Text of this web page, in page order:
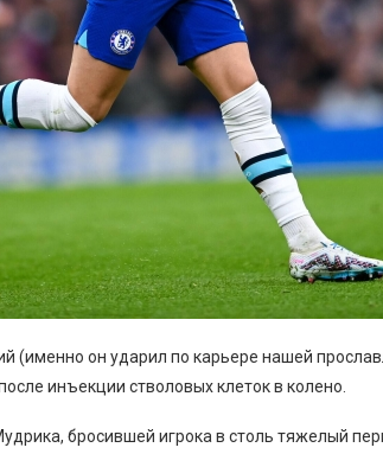
(именно он ударил по карьере нашей
инъекции стволовых клеток в колено.
бросившей игрока в столь тяжелый